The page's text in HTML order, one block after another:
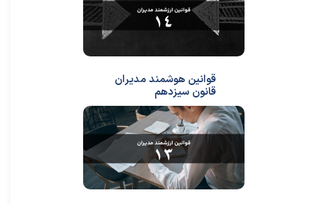
قوانین هوشمند مدیران
قانون سیزدهم